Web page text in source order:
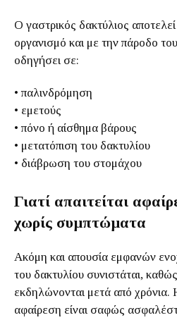
Ο γαστρικός δακτύλιος
οργανισμό και με την πάροδο
οδηγήσει σε:
• παλινδρόμηση
• εμετούς
• πόνο ή αίσθημα βάρους
• μετατόπιση του δακτυλίου
• διάβρωση του στομάχου
Γιατί απαιτείται
χωρίς συμπτώματα
Ακόμη και απουσία εμφανών
του δακτυλίου συνιστάται,
εκδηλώνονται μετά από χρόνια.
αφαίρεση είναι σαφώς